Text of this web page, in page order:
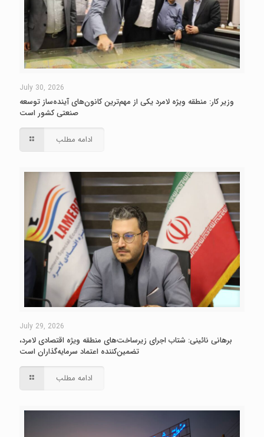
July 30, 2026
وزیر کار: منطقه ویژه لامرد یکی از مهم‌ترین کانون‌های آینده‌ساز توسعه
صنعتی کشور است
ادامه مطلب
July 29, 2026
برهانی نائینی: شتاب اجرای زیرساخت‌های منطقه ویژه اقتصادی لامرد،
تضمین‌کننده اعتماد سرمایه‌گذاران است
ادامه مطلب